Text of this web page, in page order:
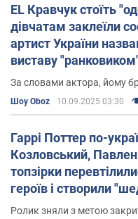
2003 року артист
кар'єрі під час якої він
«Гамлет».
2005 року також було
мюзикл «Сонце».
Згодом Кравчук став
зіркою» на каналі
запису музики.
2009 року брав участь
музичний конкурс
Heaven, але не
EL Кравчук стоїть
дівчатам заклеїли
артист України
виставу
За словами актора, йому
Шоу Oboz 10.09.2025 03:30
Гаррі Поттер по-
Козловський,
топзірки
героїв і створили
розриває мережу
Ролик зняли з метою